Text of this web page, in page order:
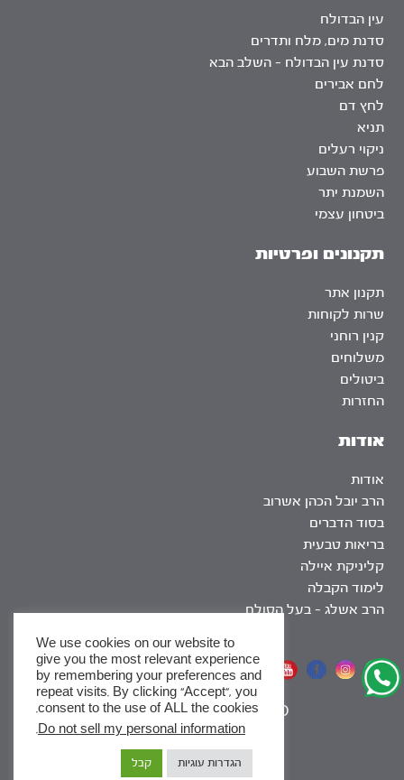
אודות
אודות
הרב יובל הכהן אשרוב
בסוד הדברים
בריאות טבעית
קליניקת איילה
לימוד הקבלה
הרב אשלג – בעל הסולם
עין הבדולח
סדנת מים, מלח ותדרים
סדנת עין הבדולח – השלב הבא
לחם אבירים
לחץ דם
תניא
ניקוי רעלים
פרשת השבוע
השמנת יתר
ביטחון עצמי
תקנונים ופרטיות
תקנון אתר
שרות לקוחות
קנין רוחני
משלוחים
ביטולים
החזרות
אתר שומר שבת
SEO
|
We use cookies on our website to
give you the most relevant experience
by remembering your preferences and
repeat visits. By clicking “Accept”, you
consent to the use of ALL the cookies.
Do not sell my personal information
.
הגדרות עוגיות קבל
x